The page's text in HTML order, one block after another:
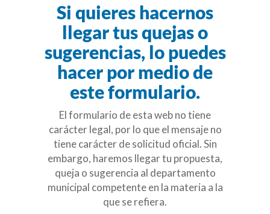
Si quieres hacernos
llegar tus quejas o
sugerencias, lo puedes
hacer por medio de
este formulario.
El formulario de esta web no tiene
carácter legal, por lo que el mensaje no
tiene carácter de solicitud oficial. Sin
embargo, haremos llegar tu propuesta,
queja o sugerencia al departamento
municipal competente en la materia a la
que se refiera.